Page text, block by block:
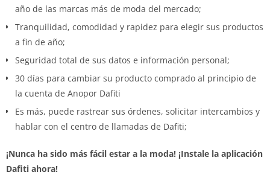
año de las marcas más de moda del mercado;
Tranquilidad, comodidad y rapidez para elegir sus productos
a fin de año;
Seguridad total de sus datos e información personal;
30 días para cambiar su producto comprado al principio de
la cuenta de Anopor Dafiti
Es más, puede rastrear sus órdenes, solicitar intercambios y
hablar con el centro de llamadas de Dafiti;
¡Nunca ha sido más fácil estar a la moda! ¡Instale la aplicación
Dafiti ahora!